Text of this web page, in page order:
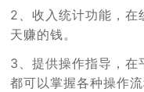
2、收入统计功能，在
天赚的钱。
3、提供操作指导，在
都可以掌握各种操作流